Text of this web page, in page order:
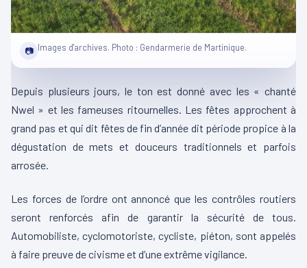
📷 Images d'archives. Photo : Gendarmerie de Martinique.
Depuis plusieurs jours, le ton est donné avec les « chanté
Nwel » et les fameuses ritournelles. Les fêtes approchent à
grand pas et qui dit fêtes de fin d’année dit période propice à la
dégustation de mets et douceurs traditionnels et parfois
arrosée.
Les forces de l’ordre ont annoncé que les contrôles routiers
seront renforcés afin de garantir la sécurité de tous.
Automobiliste, cyclomotoriste, cycliste, piéton, sont appelés
à faire preuve de civisme et d’une extrême vigilance.